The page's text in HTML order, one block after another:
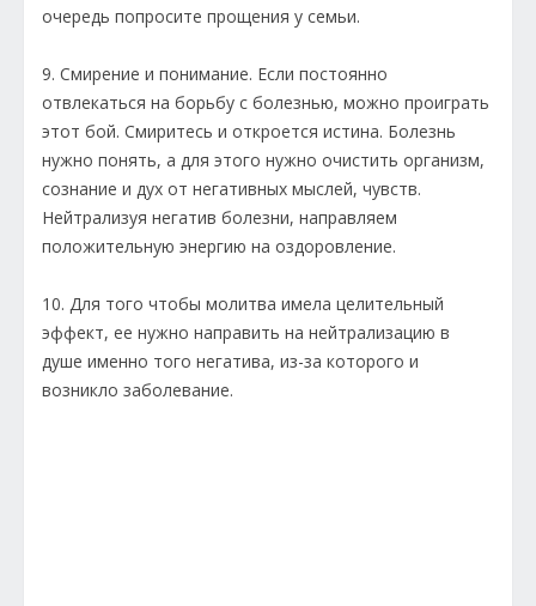
очередь попросите прощения у семьи.
9. Смирение и понимание. Если постоянно
отвлекаться на борьбу с болезнью, можно проиграть
этот бой. Смиритесь и откроется истина. Болезнь
нужно понять, а для этого нужно очистить организм,
сознание и дух от негативных мыслей, чувств.
Нейтрализуя негатив болезни, направляем
положительную энергию на оздоровление.
10. Для того чтобы молитва имела целительный
эффект, ее нужно направить на нейтрализацию в
душе именно того негатива, из-за которого и
возникло заболевание.